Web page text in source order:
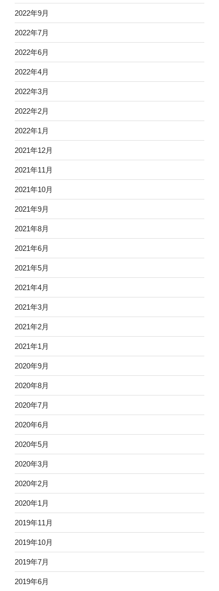
2022年9月
2022年7月
2022年6月
2022年4月
2022年3月
2022年2月
2022年1月
2021年12月
2021年11月
2021年10月
2021年9月
2021年8月
2021年6月
2021年5月
2021年4月
2021年3月
2021年2月
2021年1月
2020年9月
2020年8月
2020年7月
2020年6月
2020年5月
2020年3月
2020年2月
2020年1月
2019年11月
2019年10月
2019年7月
2019年6月